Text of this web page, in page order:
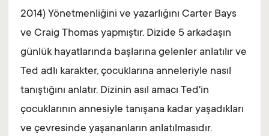
2014) Yönetmenliğini ve yazarlığını Carter Bays
ve Craig Thomas yapmıştır. Dizide 5 arkadaşın
günlük hayatlarında başlarına gelenler anlatılır ve
Ted adlı karakter, çocuklarına anneleriyle nasıl
tanıştığını anlatır. Dizinin asıl amacı Ted'in
çocuklarının annesiyle tanışana kadar yaşadıkları
ve çevresinde yaşananların anlatılmasıdır.